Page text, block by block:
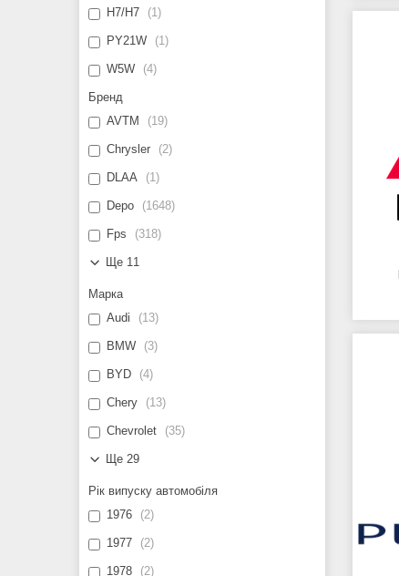
H7/H7 1
PY21W 1
W5W 4
Бренд
AVTM
19
Chrysler 2
DLAA 1
Depo 1648
Fps 318
Ще 11
Марка
Audi
13
BMW 3
BYD 4
Chery 13
Chevrolet 35
Ще 29
Рік випуску автомобіля
1976
2
1977 2
1978 2